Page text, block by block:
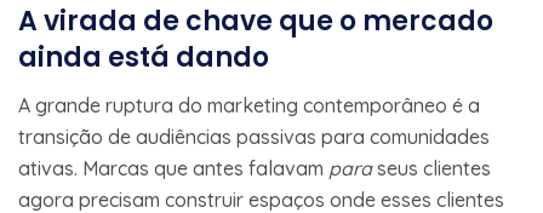
A virada de chave que o mercado
ainda está dando
A grande ruptura do marketing contemporâneo é a
transição de audiências passivas para comunidades
ativas. Marcas que antes falavam paraseus clientes
agora precisam construir espaços onde esses clientes